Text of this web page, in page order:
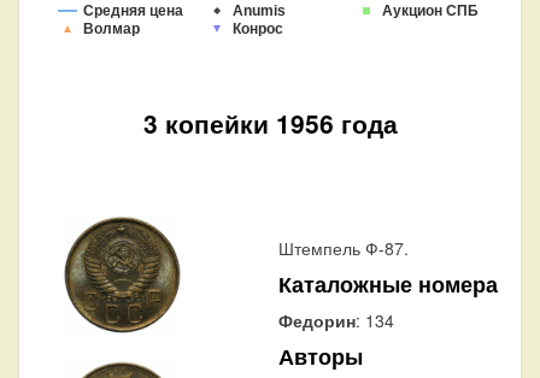
Средняя цена Anumis
Аукцион СПБ
Волмар
Конрос
3 копейки 1956 года
Штемпель Ф-87.
Каталожные номера
Федорин: 134
Авторы